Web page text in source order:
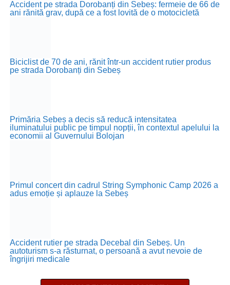
Accident pe strada Dorobanți din Sebeș: fermeie de 66 de
ani rănită grav, după ce a fost lovită de o motocicletă
Biciclist de 70 de ani, rănit într-un accident rutier produs
pe strada Dorobanți din Sebeș
Primăria Sebeș a decis să reducă intensitatea
iluminatului public pe timpul nopții, în contextul apelului la
economii al Guvernului Bolojan
Primul concert din cadrul String Symphonic Camp 2026 a
adus emoție și aplauze la Sebeș
Accident rutier pe strada Decebal din Sebeș. Un
autoturism s-a răsturnat, o persoană a avut nevoie de
îngrijiri medicale